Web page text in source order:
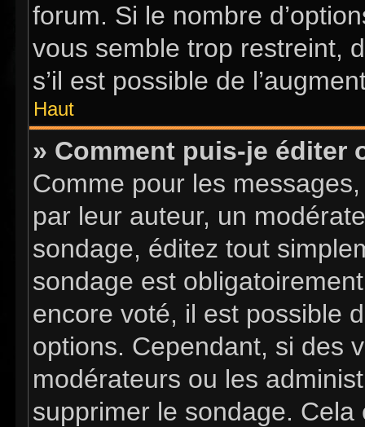
forum. Si le nombre
vous semble trop restreint,
s’il est possible de
Haut
» Comment puis-je éditer
Comme pour les
par leur auteur, un
sondage, éditez tout
sondage est
encore voté, il est possible
options. Cependant, si des
modérateurs ou les
supprimer le sondage. Cela